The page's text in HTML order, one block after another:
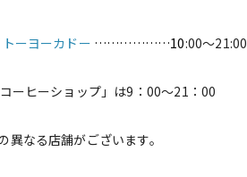
ーヨーカドー ………………10:00～21:00
ーヒーショップ」は9：00～21：00
なる店舗がございます。